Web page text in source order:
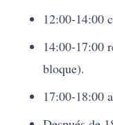
12:00-14:00
14:00-17:00
bloque).
17:00-18:00